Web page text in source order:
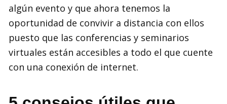
algún evento y que ahora tenemos la
oportunidad de convivir a distancia con ellos
puesto que las conferencias y seminarios
virtuales están accesibles a todo el que cuente
con una conexión de internet.